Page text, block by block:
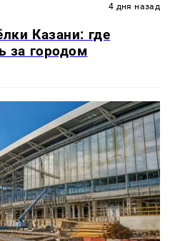
4 дня назад
Казани: где
за городом